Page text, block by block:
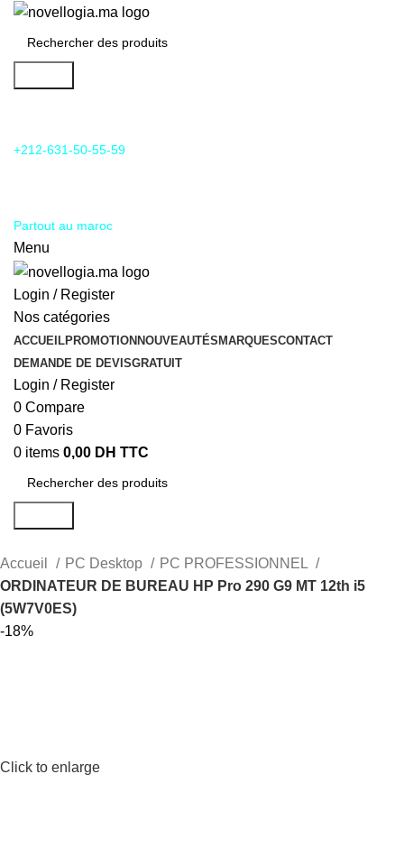
+212-631-50-55-59
Partout au maroc
Menu
Login / Register
Nos catégories
ACCUEILPROMOTIONNOUVEAUTÉSMARQUESCONTACT
DEMANDE DE DEVISGRATUIT
Login / Register
0 Compare
0 Favoris
0 items 0,00 DH TTC
Accueil PC Desktop
PC PROFESSIONNEL
ORDINATEUR DE BUREAU HP Pro 290 G9 MT 12th i5
(5W7V0ES)
-18%
Click to enlarge